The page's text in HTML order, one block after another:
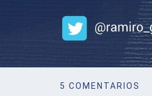
5 COMENTARIOS